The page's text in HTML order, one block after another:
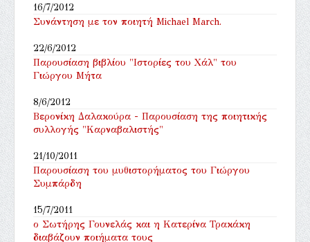
16/7/2012
Συνάντηση με τον ποιητή Michael March.
22/6/2012
Παρουσίαση βιβλίου "Ιστορίες του Χάλ" του
Γιώργου Μήτα
8/6/2012
Βερονίκη Δαλακούρα - Παρουσίαση της ποιητικής
συλλογής "Καρναβαλιστής"
21/10/2011
Παρουσίαση του μυθιστορήματος του Γιώργου
Συμπάρδη
15/7/2011
ο Σωτήρης Γουνελάς και η Κατερίνα Τρακάκη
διαβάζουν ποιήματα τους